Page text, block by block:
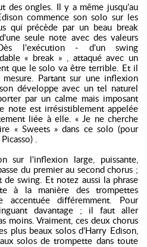
des ongles. Il y a même jusqu'au
commence son solo sur les
qui précède par un beau break
seule note avec des valeurs
l'exécution - d'un swing
« break » , attaqué avec un
que le solo va être terrible. Et il
Partant sur une inflexion
développe avec un tel naturel
par un calme mais imposant
note est irrésistiblement appelée
liée à elle. « Je ne cherche
« Sweets » dans ce solo (pour
.
sur l'inflexion large, puissante,
du premier au second chorus ;
swing. Et notez aussi la phrase
à la manière des trompettes
accentuée différemment. Pour
davantage ; il faut aller
moins. Vraiment, ces deux chorus
plus beaux solos d'Harry Edison,
solos de trompette dans toute